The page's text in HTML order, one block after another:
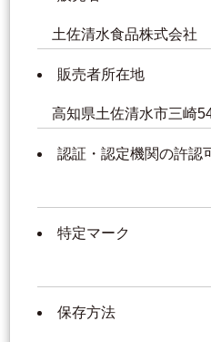
土佐清水食品株式会社
販売者所在地
高知県土佐清水市三崎
認証・認定機関の許認
特定マーク
保存方法